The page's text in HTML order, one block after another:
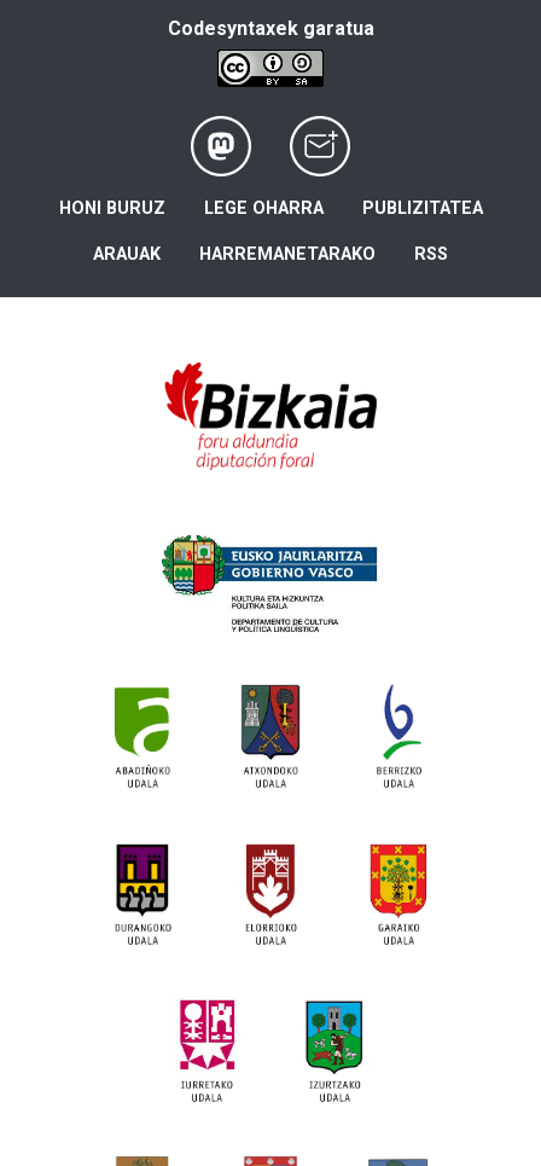
Codesyntaxek garatua
HONI BURUZ LEGE OHARRA PUBLIZITATEA
ARAUAK HARREMANETARAKO RSS